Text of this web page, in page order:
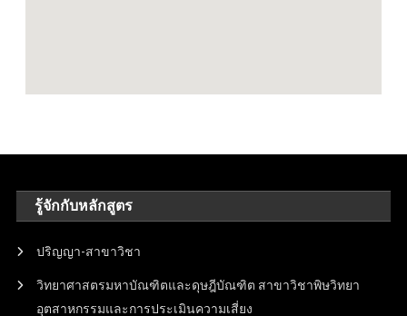
รู้จักกับหลักสูตร
ปริญญา-สาขาวิชา
วิทยาศาสตรมหาบัณฑิตและดุษฎีบัณฑิต สาขาวิชาพิษวิทยา
อุตสาหกรรมและการประเมินความเสี่ยง